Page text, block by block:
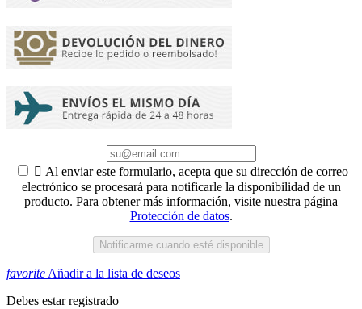
 Al enviar este formulario, acepta que su dirección de correo
electrónico se procesará para notificarle la disponibilidad de un
producto. Para obtener más información, visite nuestra página
Protección de datos.
Notificarme cuando esté disponible
favorite Añadir a la lista de deseos
Debes estar registrado